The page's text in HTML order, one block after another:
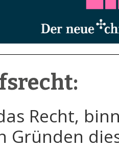
Recht,
Gründen